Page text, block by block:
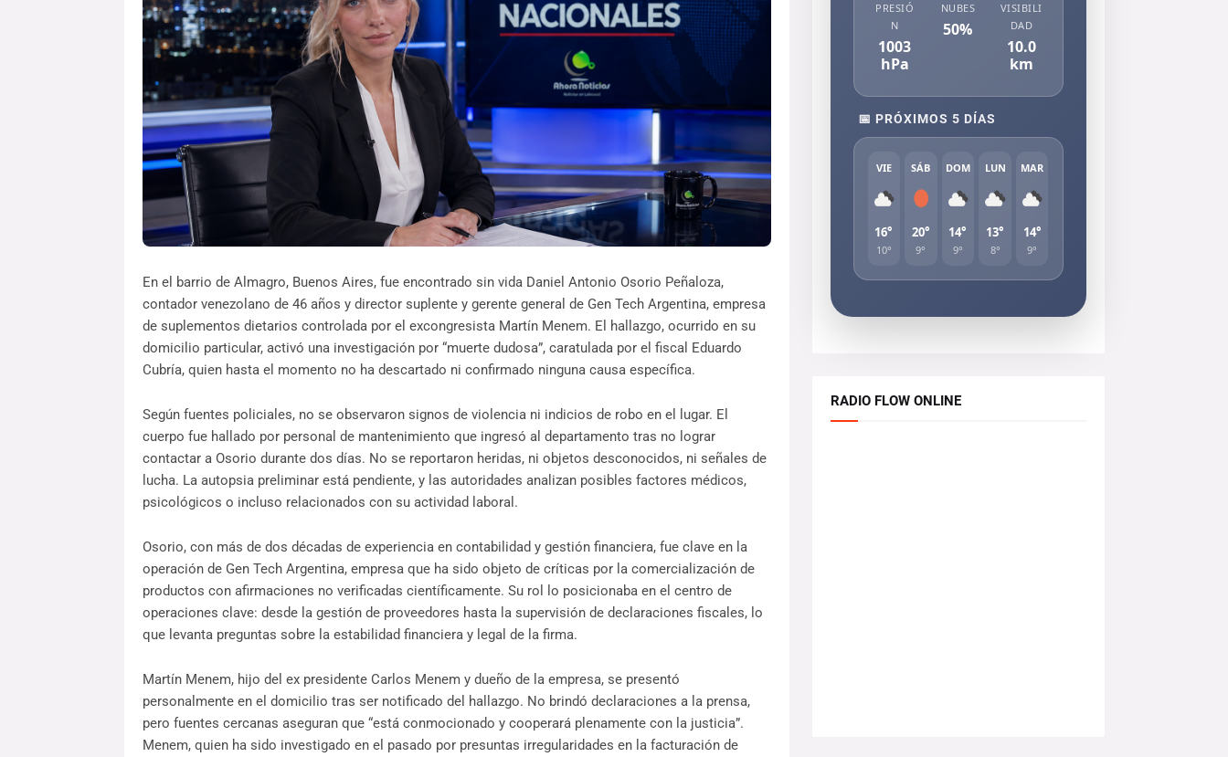
En el barrio de Almagro, Buenos Aires, fue encontrado sin vida Daniel Antonio Osorio Peñaloza,
contador venezolano de 46 años y director suplente y gerente general de Gen Tech Argentina, empresa
de suplementos dietarios controlada por el excongresista Martín Menem. El hallazgo, ocurrido en su
domicilio particular, activó una investigación por “muerte dudosa”, caratulada por el fiscal Eduardo
Cubría, quien hasta el momento no ha descartado ni confirmado ninguna causa específica.
Según fuentes policiales, no se observaron signos de violencia ni indicios de robo en el lugar. El
cuerpo fue hallado por personal de mantenimiento que ingresó al departamento tras no lograr
contactar a Osorio durante dos días. No se reportaron heridas, ni objetos desconocidos, ni señales de
lucha. La autopsia preliminar está pendiente, y las autoridades analizan posibles factores médicos,
psicológicos o incluso relacionados con su actividad laboral.
Osorio, con más de dos décadas de experiencia en contabilidad y gestión financiera, fue clave en la
operación de Gen Tech Argentina, empresa que ha sido objeto de críticas por la comercialización de
productos con afirmaciones no verificadas científicamente. Su rol lo posicionaba en el centro de
operaciones clave: desde la gestión de proveedores hasta la supervisión de declaraciones fiscales, lo
que levanta preguntas sobre la estabilidad financiera y legal de la firma.
Martín Menem, hijo del ex presidente Carlos Menem y dueño de la empresa, se presentó
personalmente en el domicilio tras ser notificado del hallazgo. No brindó declaraciones a la prensa,
pero fuentes cercanas aseguran que “está conmocionado y cooperará plenamente con la justicia”.
Menem, quien ha sido investigado en el pasado por presuntas irregularidades en la facturación de
PRESIÓ
N
1003
hPa
NUBES
50%
VISIBILI
DAD
10.0
km
📅 PRÓXIMOS 5 DÍAS
VIE
16°
10°
SÁB
20°
9°
DOM
14°
9°
LUN
13°
8°
MAR
14°
9°
RADIO FLOW ONLINE